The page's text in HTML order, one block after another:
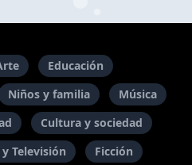
Educación
Niños y familia
Música
Cultura y sociedad
y Televisión Ficción